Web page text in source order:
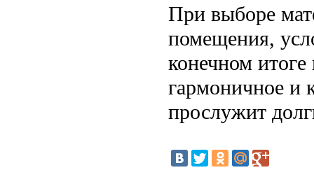
При выборе
помещения,
конечном
гармоничное и
прослужит